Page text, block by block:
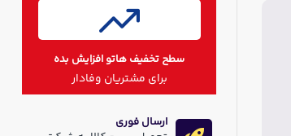
سطح تخفیف هاتو افزایش بده
برای مشتریان وفادار
ارسال فوری